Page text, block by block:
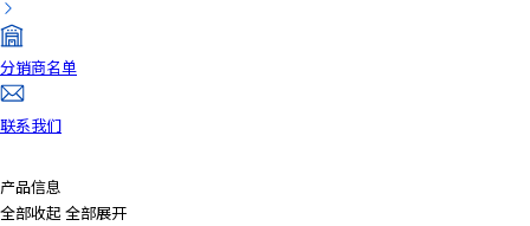
分销商名单
联系我们
产品信息
全部收起 全部展开